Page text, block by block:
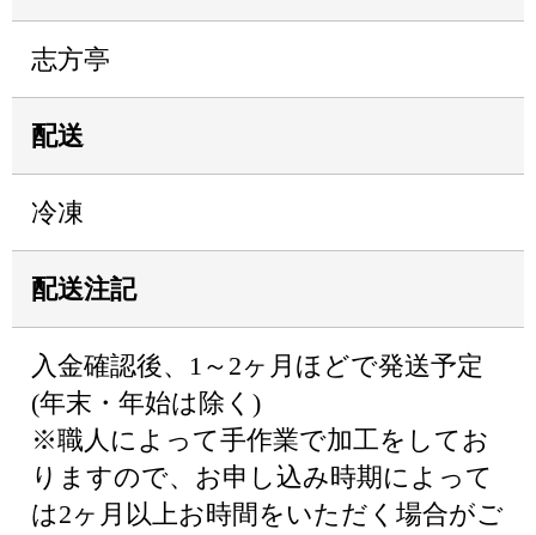
志方亭
配送
冷凍
配送注記
入金確認後、1～2ヶ月ほどで発送予定
(年末・年始は除く)
※職人によって手作業で加工をしてお
りますので、お申し込み時期によって
は2ヶ月以上お時間をいただく場合がご